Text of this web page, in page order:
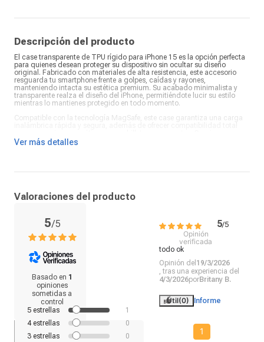
Descripción del producto
El case transparente de TPU rígido para iPhone 15 es la opción perfecta
para quienes desean proteger su dispositivo sin ocultar su diseño
original. Fabricado con materiales de alta resistencia, este accesorio
resguarda tu smartphone frente a golpes, caídas y rayones,
manteniendo intacta su estética premium. Su acabado minimalista y
transparente realza el diseño del iPhone, permitiéndote lucir su estilo
mientras lo mantienes protegido en todo momento.
Compatible con la tecnología MagSafe, este case garantiza una carga
estructura rígida y su ajuste preciso, cubre esquinas y bordes con total
borde elevado en la sección de cámaras para resguardar las lentes
contra golpes o rayaduras. De esta manera, tu iPhone 15 permanecerá
es el accesorio ideal para quienes buscan una combinación de
funcionalidad, practicidad y elegancia en un solo producto.
Ver más detalles
Valoraciones del producto
5/5
Basado en 1
opiniones
sometidas a
control
5 estrellas
1
4estrellas
0
3 estrellas
0
5/5
Opinión
verificada
todo ok
Opinión del 19/3/2026
, tras una experiencia del
4/3/2026porBritany B.
Útil(0) Informe
1